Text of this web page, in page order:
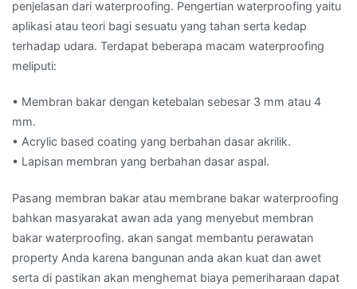
penjelasan dari waterproofing. Pengertian waterproofing yaitu
aplikasi atau teori bagi sesuatu yang tahan serta kedap
terhadap udara. Terdapat beberapa macam waterproofing
meliputi:
• Membran bakar dengan ketebalan sebesar 3 mm atau 4
mm.
• Acrylic based coating yang berbahan dasar akrilik.
• Lapisan membran yang berbahan dasar aspal.
Pasang membran bakar atau membrane bakar waterproofing
bahkan masyarakat awan ada yang menyebut membran
bakar waterproofing. akan sangat membantu perawatan
property Anda karena bangunan anda akan kuat dan awet
serta di pastikan akan menghemat biaya pemeriharaan dapat